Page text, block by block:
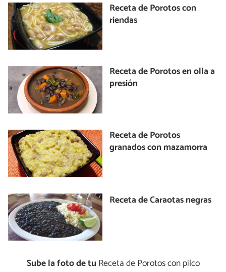
Receta de Porotos con
riendas
Receta de Porotos en olla a
presión
Receta de Porotos
granados con mazamorra
Receta de Caraotas negras
Sube la foto de tu Receta de Porotos con pilco